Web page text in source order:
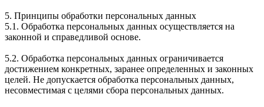
5. Принципы обработки персональных данных
5.1. Обработка персональных данных осуществляется на
законной и справедливой основе.
5.2. Обработка персональных данных ограничивается
достижением конкретных, заранее определенных и законных
целей. Не допускается обработка персональных данных,
несовместимая с целями сбора персональных данных.